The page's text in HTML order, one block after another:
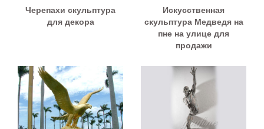
Черепахи скульптура
для декора
Искусственная
скульптура Медведя на
пне на улице для
продажи